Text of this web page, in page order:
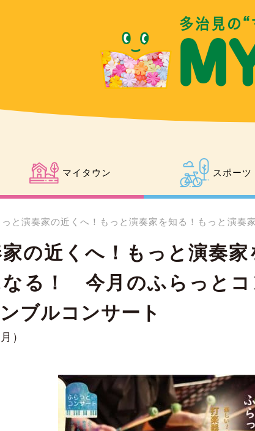
マイタウン スポーツ
っと演奏家の近くへ！もっと演奏家を知る！もっと演
の近くへ！もっと演奏
なる！ 今月のふらっと
ブルコンサート
）